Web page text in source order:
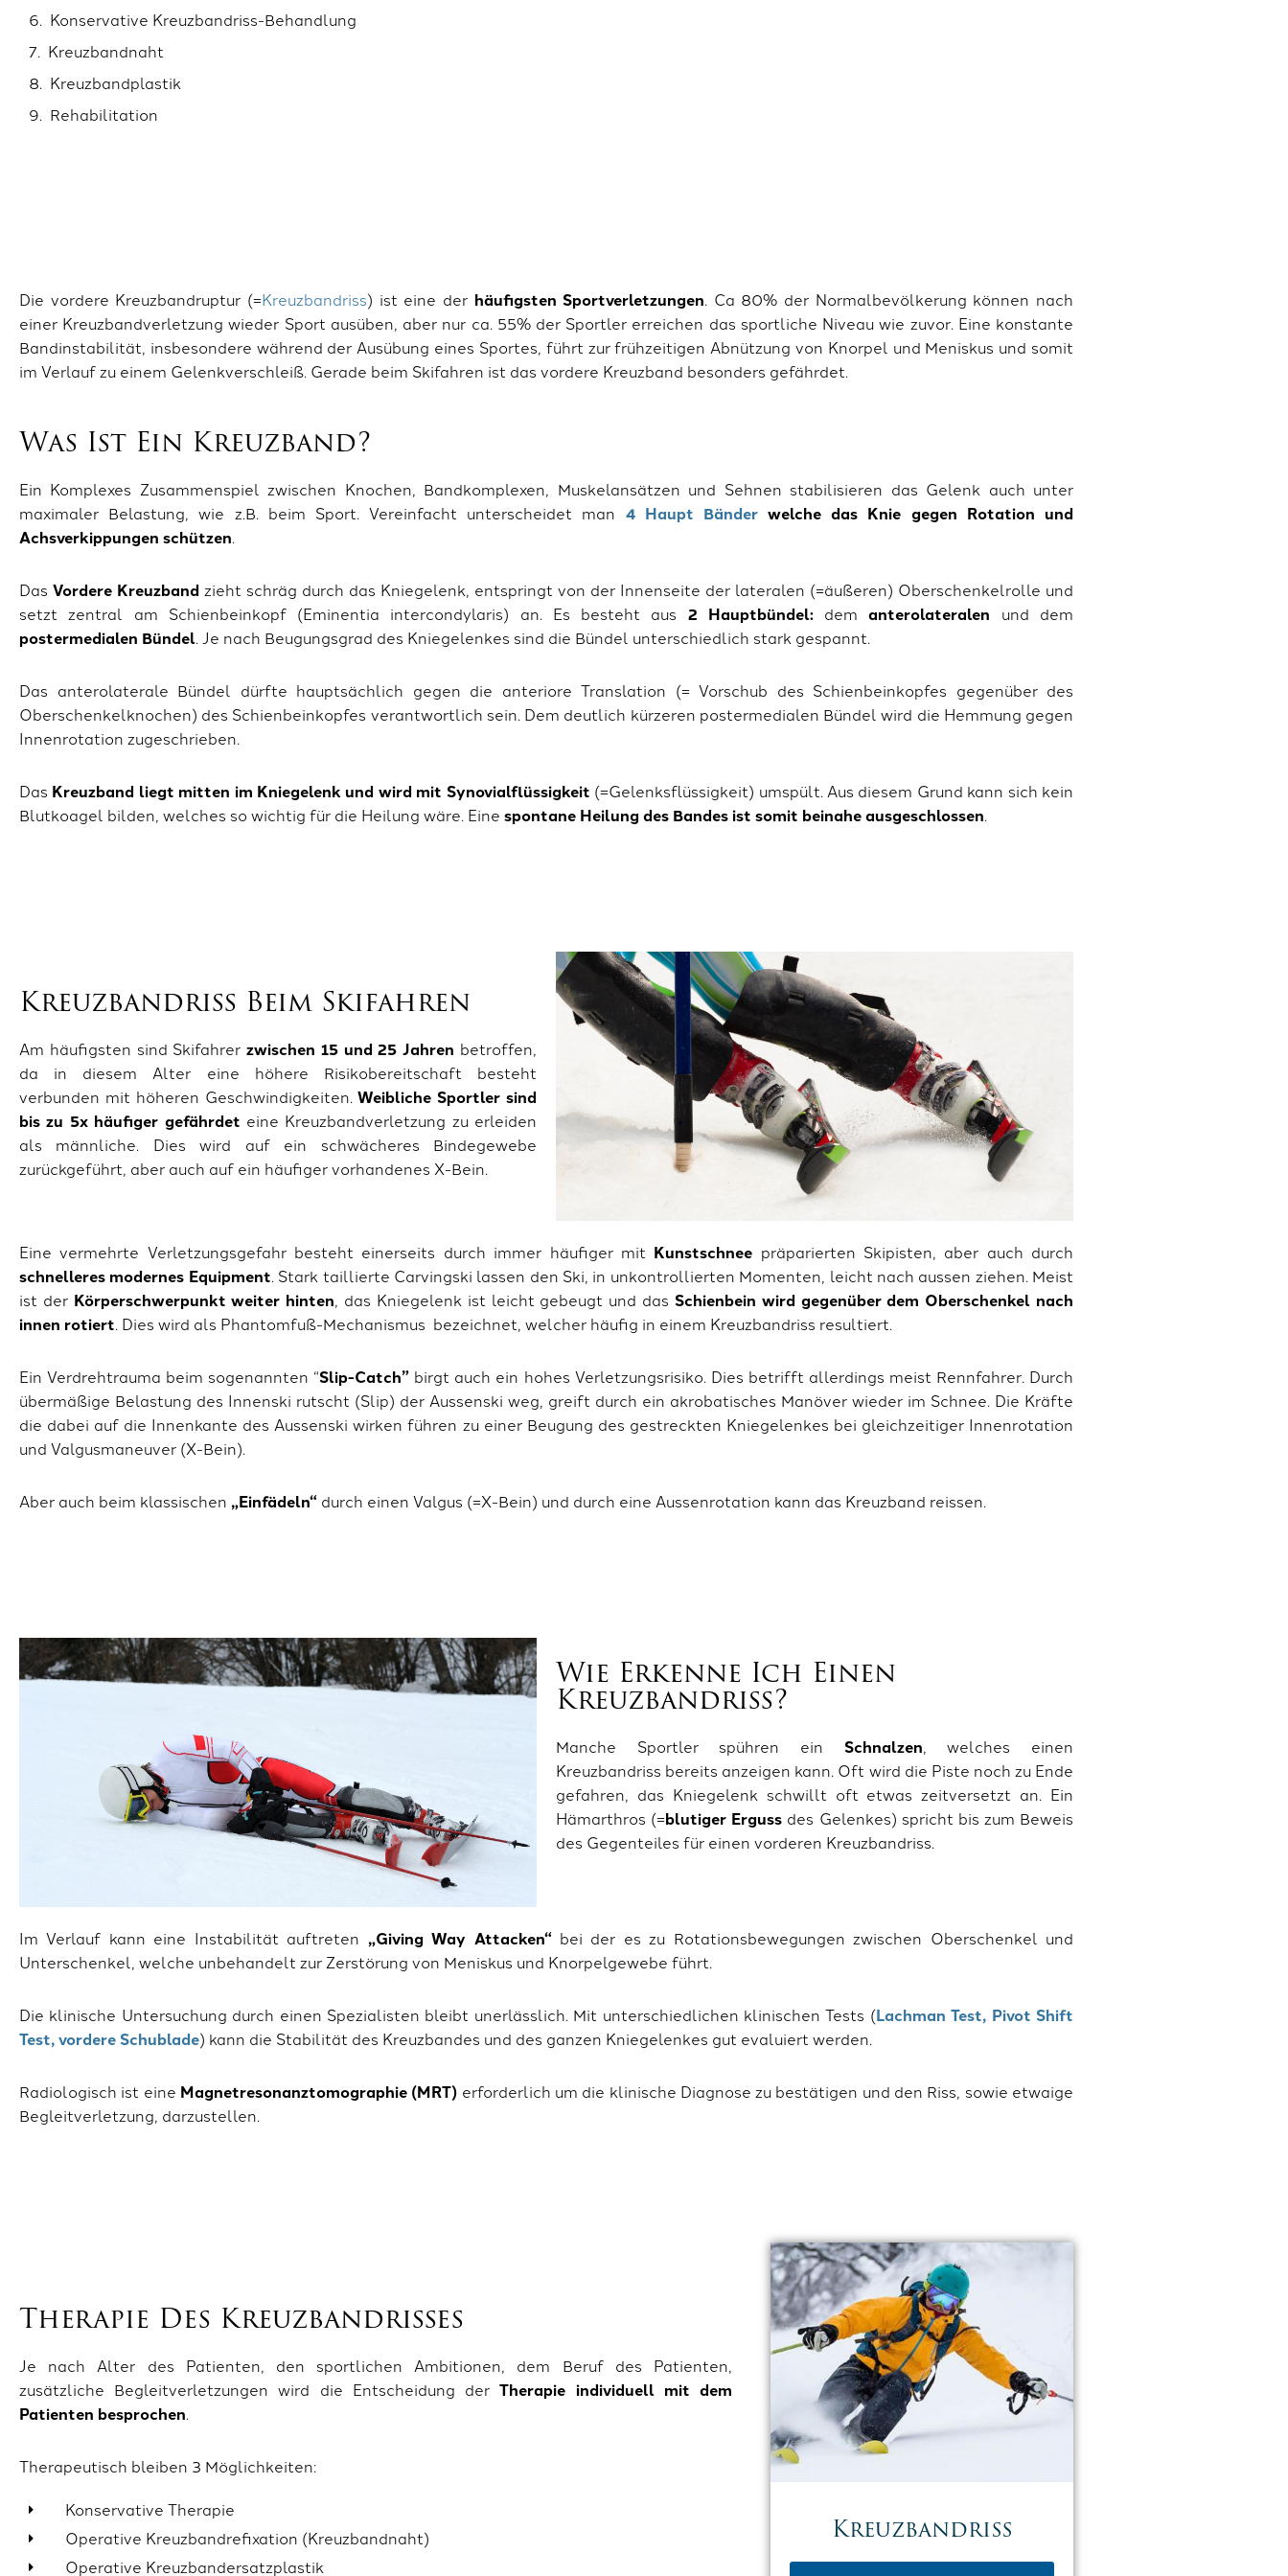
Konservative Kreuzbandriss-Behandlung
Kreuzbandnaht
Kreuzbandplastik
Rehabilitation
Die vordere Kreuzbandruptur (=Kreuzbandriss) ist eine der häufigsten Sportverletzungen. Ca 80% der Normalbevölkerung können nach
einer Kreuzbandverletzung wieder Sport ausüben, aber nur ca. 55% der Sportler erreichen das sportliche Niveau wie zuvor. Eine konstante
Bandinstabilität, insbesondere während der Ausübung eines Sportes, führt zur frühzeitigen Abnützung von Knorpel und Meniskus und somit
im Verlauf zu einem Gelenkverschleiß. Gerade beim Skifahren ist das vordere Kreuzband besonders gefährdet.
Was Ist Ein Kreuzband?
Ein Komplexes Zusammenspiel zwischen Knochen, Bandkomplexen, Muskelansätzen und Sehnen stabilisieren das Gelenk auch unter
maximaler Belastung, wie z.B. beim Sport. Vereinfacht unterscheidet man 4 Haupt Bänderwelche das Knie gegen Rotation und
Achsverkippungen schützen.
Das Vordere Kreuzband zieht schräg durch das Kniegelenk, entspringt von der Innenseite der lateralen (=äußeren) Oberschenkelrolle und
setzt zentral am Schienbeinkopf (Eminentia intercondylaris) an. Es besteht aus 2 Hauptbündel: dem anterolateralen und dem
postermedialen Bündel. Je nach Beugungsgrad des Kniegelenkes sind die Bündel unterschiedlich stark gespannt.
Das anterolaterale Bündel dürfte hauptsächlich gegen die anteriore Translation (= Vorschub des Schienbeinkopfes gegenüber des
Oberschenkelknochen) des Schienbeinkopfes verantwortlich sein. Dem deutlich kürzeren postermedialen Bündel wird die Hemmung gegen
Innenrotation zugeschrieben.
Das Kreuzband liegt mitten im Kniegelenk und wird mit Synovialflüssigkeit (=Gelenksflüssigkeit) umspült. Aus diesem Grund kann sich kein
Blutkoagel bilden, welches so wichtig für die Heilung wäre. Eine spontane Heilung des Bandes ist somit beinahe ausgeschlossen.
Kreuzbandriss Beim Skifahren
Am häufigsten sind Skifahrerzwischen 15 und 25 Jahren betroffen,
da in diesem Alter eine höhere Risikobereitschaft besteht
verbunden mit höheren Geschwindigkeiten.Weibliche Sportler sind
bis zu 5x häufiger gefährdet eine Kreuzbandverletzung zu erleiden
als männliche. Dies wird auf ein schwächeres Bindegewebe
zurückgeführt, aber auch auf ein häufiger vorhandenes X-Bein.
Eine vermehrte Verletzungsgefahr besteht einerseits durch immer häufiger mit Kunstschnee präparierten Skipisten, aber auch durch
schnelleres modernes Equipment. Stark taillierte Carvingski lassen den Ski, in unkontrollierten Momenten, leicht nach aussen ziehen. Meist
ist der Körperschwerpunkt weiter hinten, das Kniegelenk ist leicht gebeugt und das Schienbein wird gegenüber dem Oberschenkel nach
innen rotiert. Dies wird als Phantomfuß-Mechanismus bezeichnet, welcher häufig in einem Kreuzbandriss resultiert.
Ein Verdrehtrauma beim sogenannten “Slip-Catch” birgt auch ein hohes Verletzungsrisiko. Dies betrifft allerdings meist Rennfahrer. Durch
übermäßige Belastung des Innenski rutscht (Slip) der Aussenski weg, greift durch ein akrobatisches Manöver wieder im Schnee. Die Kräfte
die dabei auf die Innenkante des Aussenski wirken führen zu einer Beugung des gestreckten Kniegelenkes bei gleichzeitiger Innenrotation
und Valgusmaneuver (X-Bein).
Aber auch beim klassischen „Einfädeln“ durch einen Valgus (=X-Bein) und durch eine Aussenrotation kann das Kreuzband reissen.
Wie Erkenne Ich Einen
Kreuzbandriss?
Manche Sportler spühren ein Schnalzen, welches einen
Kreuzbandriss bereits anzeigen kann. Oft wird die Piste noch zu Ende
gefahren, das Kniegelenk schwillt oft etwas zeitversetzt an. Ein
Hämarthros (=blutiger Erguss des Gelenkes) spricht bis zum Beweis
des Gegenteiles für einen vorderen Kreuzbandriss.
Im Verlauf kann eine Instabilität auftreten „Giving Way Attacken“bei der es zu Rotationsbewegungen zwischen Oberschenkel und
Unterschenkel, welche unbehandelt zur Zerstörung von Meniskus und Knorpelgewebe führt.
Die klinische Untersuchung durch einen Spezialisten bleibt unerlässlich. Mit unterschiedlichen klinischen Tests (Lachman Test, Pivot Shift
Test, vordere Schublade) kann die Stabilität des Kreuzbandes und des ganzen Kniegelenkes gut evaluiert werden.
Radiologisch ist eine Magnetresonanztomographie (MRT) erforderlich um die klinische Diagnose zu bestätigen und den Riss, sowie etwaige
Begleitverletzung, darzustellen.
Therapie Des Kreuzbandrisses
Je nach Alter des Patienten, den sportlichen Ambitionen, dem Beruf des Patienten,
zusätzliche Begleitverletzungen wird die Entscheidung derTherapie individuell mit dem
Patienten besprochen.
Therapeutisch bleiben 3 Möglichkeiten:
Konservative Therapie
Operative Kreuzbandrefixation (Kreuzbandnaht)
Operative Kreuzbandersatzplastik
Kreuzbandriss